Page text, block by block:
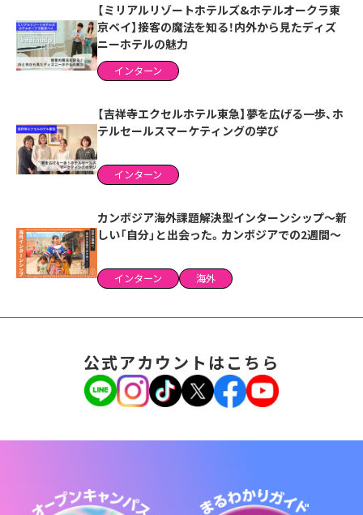
【ミリアルリゾートホテルズ&ホテルオークラ東
京ベイ】接客の魔法を知る！内外から見たディズ
ニーホテルの魅力
インターン
【吉祥寺エクセルホテル東急】夢を広げる一歩、ホ
テルセールスマーケティングの学び
インターン
カンボジア海外課題解決型インターンシップ～新
しい「自分」と出会った。カンボジアでの2週間～
インターン 海外
公式アカウントはこちら